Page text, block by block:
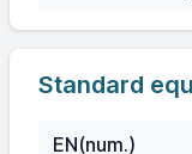
Standard
EN(num.)